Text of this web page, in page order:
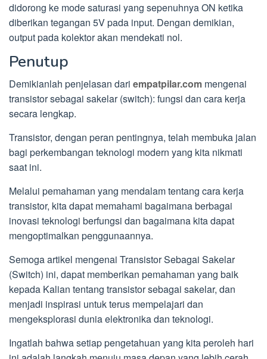
didorong ke mode saturasi yang sepenuhnya ON ketika
diberikan tegangan 5V pada input. Dengan demikian,
output pada kolektor akan mendekati nol.
Penutup
Demikianlah penjelasan dari empatpilar.com mengenai
transistor sebagai sakelar (switch): fungsi dan cara kerja
secara lengkap.
Transistor, dengan peran pentingnya, telah membuka jalan
bagi perkembangan teknologi modern yang kita nikmati
saat ini.
Melalui pemahaman yang mendalam tentang cara kerja
transistor, kita dapat memahami bagaimana berbagai
inovasi teknologi berfungsi dan bagaimana kita dapat
mengoptimalkan penggunaannya.
Semoga artikel mengenai Transistor Sebagai Sakelar
(Switch) ini, dapat memberikan pemahaman yang baik
kepada Kalian tentang transistor sebagai sakelar, dan
menjadi inspirasi untuk terus mempelajari dan
mengeksplorasi dunia elektronika dan teknologi.
Ingatlah bahwa setiap pengetahuan yang kita peroleh hari